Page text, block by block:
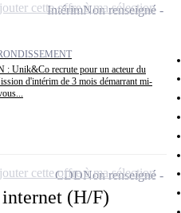
: Unik&Co recrute pour un acteur du
d'intérim de 3 mois démarrant mi-
IntérimNon renseigné
cette offre à ma sélection
(H/F)
CDDNon renseigné
cette offre à ma sélection